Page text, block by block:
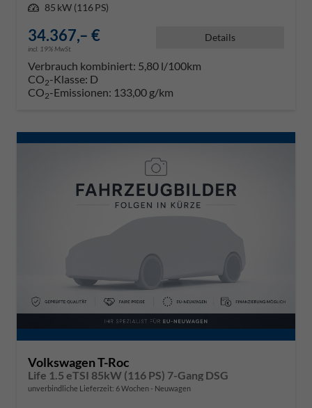
Leistung 85 kW (116 PS)
34.367,– €
incl. 19% MwSt.
Details
Verbrauch kombiniert: 5,80 l/100km
CO2-Klasse: D
CO2-Emissionen: 133,00 g/km
Volkswagen T-Roc
Life 1.5 eTSI 85kW (116 PS) 7-Gang DSG
unverbindliche Lieferzeit: 6 Wochen Neuwagen